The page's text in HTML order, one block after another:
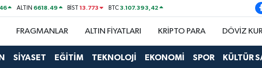
ALTIN 6618.49 BİST13.773 BTC3.107.393,42
FRAGMANLAR ALTIN FİYATLARI KRİPTO PARA DÖVİZ
SİYASET EĞİTİM TEKNOLOJİ EKONOMİ SPOR KÜLTÜR